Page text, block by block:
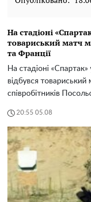
На стадіоні
товариський матч
та Франції
На стадіоні
відбувся
співробітників
20:55 05.08